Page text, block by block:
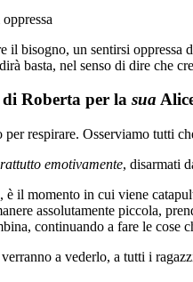
bisogno, un sentirsi
basta, nel senso di dire che
di Roberta per la sua
respirare. Osserviamo tutti
emotivamente, disarmati
il momento in cui viene
assolutamente piccola,
continuando a fare le cose
a vederlo, a tutti i